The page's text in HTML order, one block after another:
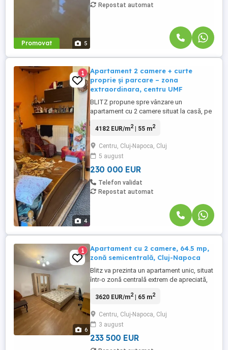
Promovat 5
Repostat automat
4
1
Apartament 2 camere + curte
proprie și parcare – zona
extraordinara, centru UMF
BLITZ propune spre vânzare un
apartament cu 2 camere situat la casă, pe
a UMF – Facultatea de Medicină. Locație
perfect pentru cabinete medicale, birouri
sau locuință personală. Apartamentul are
o suprafață utilă de ...
4182 EUR/m2| 55 m2
Centru, Cluj-Napoca, Cluj
5 august
230 000 EUR
Telefon validat
Repostat automat
6
1
Apartament cu 2 camere, 64.5 mp,
zonă semicentrală, Cluj-Napoca
Blitz va prezinta un apartament unic, situat
într-o zonă centrală extrem de apreciată,
compartimentare excelentă. Cu o
format din: - 2 camere spațioase și
luminoase, ideale pentru living și dormitor;
- 2 holuri generoase, care ...
3620 EUR/m2| 65 m2
Centru, Cluj-Napoca, Cluj
3 august
233 500 EUR